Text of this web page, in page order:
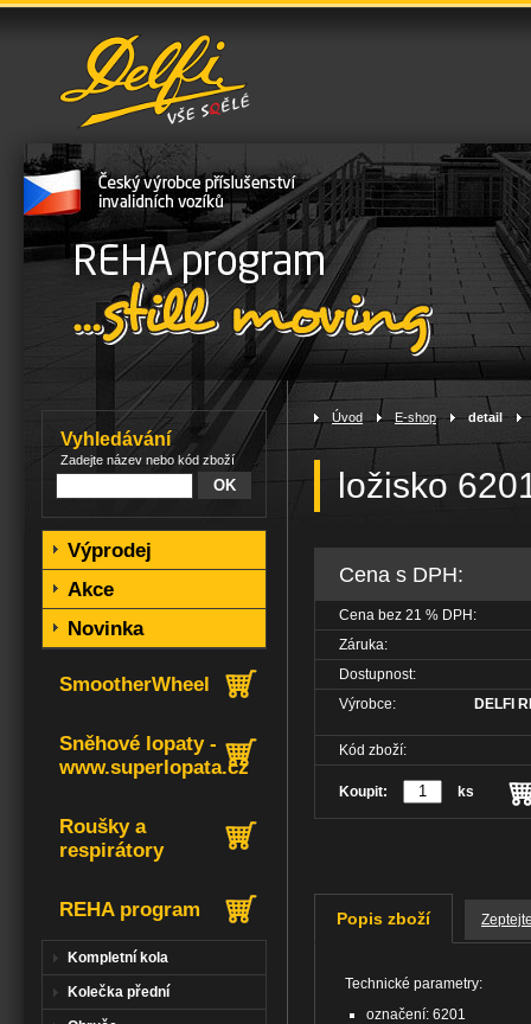
Úvod > E-shop> detail
ložisko
Cena s DPH:
Cena bez 21 % DPH:
Záruka:
Dostupnost:
Výrobce:
DELFI
Kód zboží:
Koupit: ks
Popis zboží
Technické parametry:
označení: 6201
Vyhledávání
Zadejte název nebo kód zboží
Výprodej
Akce
Novinka
SmootherWheel
Sněhové lopaty -
www.superlopata.cz
Roušky a
respirátory
REHA program
Kompletní kola
Kolečka přední